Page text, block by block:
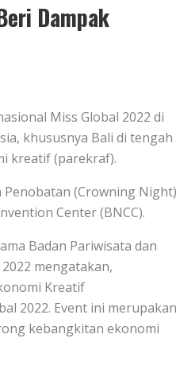
Dampak
Miss Global 2022 di
khususnya Bali di tengah
kreatif (parekraf).
Penobatan (Crowning Night)
Center (BNCC).
Badan Pariwisata dan
mengatakan,
Kreatif
2022. Event ini merupakan
kebangkitan ekonomi